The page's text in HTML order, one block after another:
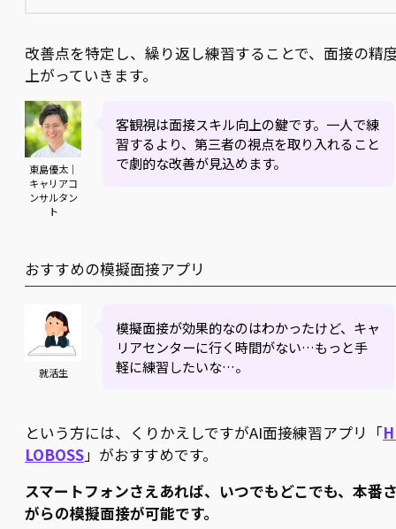
改善点を特定し、繰り返し練習することで、面接の精
上がっていきます。
東島優太｜
キャリアコ
ンサルタン
ト
客観視は面接スキル向上の鍵です。一人で練
習するより、第三者の視点を取り入れること
で劇的な改善が見込めます。
おすすめの模擬面接アプリ
就活生
模擬面接が効果的なのはわかったけど、キャ
リアセンターに行く時間がない…もっと手
軽に練習したいな…。
という方には、くりかえしですがAI面接練習アプリ「
LOBOSS」がおすすめです。
スマートフォンさえあれば、いつでもどこでも、本番
がらの模擬面接が可能です。